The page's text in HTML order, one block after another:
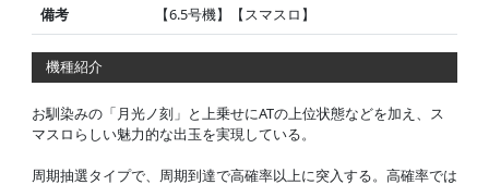
備考
【6.5号機】【スマスロ】
機種紹介
お馴染みの「月光ノ刻」と上乗せにATの上位状態などを加え、ス
マスロらしい魅力的な出玉を実現している。
周期抽選タイプで、周期到達で高確率以上に突入する。高確率では